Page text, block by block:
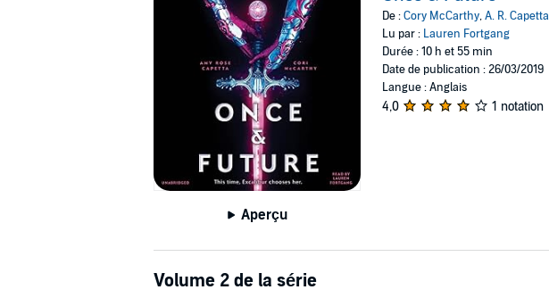
Aperçu
De :Cory McCarthy,A. R. Capetta
Lu par : Lauren Fortgang
Durée : 10 h et 55 min
Date de publication : 26/03/2019
Langue : Anglais
4,0 1 notation
Volume 2 de la série